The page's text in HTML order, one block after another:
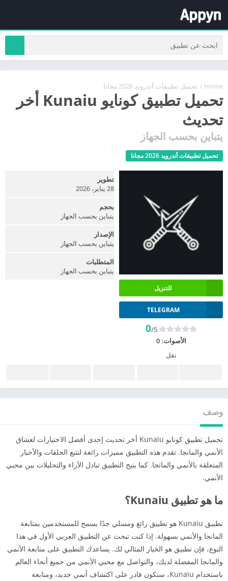
Home
/ تحميل تطبيقات أندرويد 2026 مجانا
تحميل تطبيق كونايو Kunaiu أخر
تحديث
يتباين بحسب الجهاز
تحميل تطبيقات أندرويد 2026 مجانا
للتنزيل
TELEGRAM
0/5
الأصوات:0
نقل
تطوير
28 يناير، 2026
بحجم
يتباين بحسب الجهاز
الإصدار
يتباين بحسب الجهاز
المتطلبات
يتباين بحسب الجهاز
وصف
تحميل تطبيق كونايو Kunaiu أخر تحديث إحدى أفضل الاختيارات لعشاق
الأنمي والمانجا. تقدم هذه التطبيق مميزات رائعة لتتبع الحلقات والأخبار
المتعلقة بالأنمي والمانجا. كما يتيح التطبيق تبادل الآراء والتحليلات بين محبي
الأنمي.
ما هو تطبيق Kunaiu؟
تطبيق Kunaiu هو تطبيق رائع ومسلي جدًا يسمح للمستخدمين بمتابعة
المانجا والأنمي بسهولة. إذا كنت تبحث عن التطبيق العربي الأول في هذا
النوع، فإن تطبيق هو الخيار المثالي لك. يساعدك التطبيق على متابعة الأنمي
والمانجا المفضلة لديك، والتواصل مع محبي الأنمي من جميع أنحاء العالم
باستخدام Kunaiu، ستكون قادر على اكتشاف أنمي جديد، ومتابعة